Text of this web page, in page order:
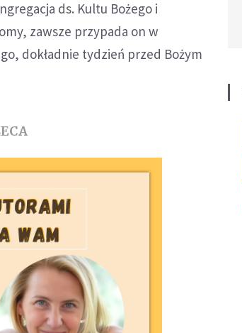
ds. Kultu Bożego i
zawsze przypada on w
dokładnie tydzień przed Bożym